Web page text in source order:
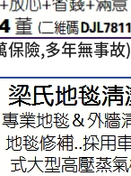
保險,多年無事故)